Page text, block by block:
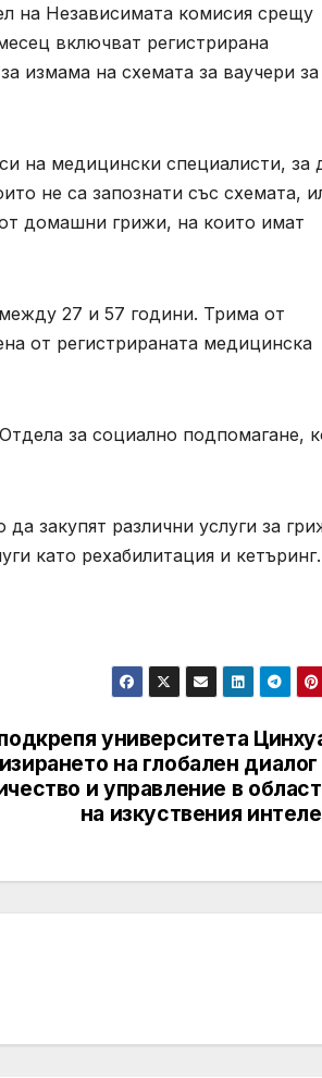
на Независимата комисия срещу
включват регистрирана
измама на схемата за ваучери за
на медицински специалисти, за
не са запознати със схемата,
домашни грижи, на които имат
27 и 57 години. Трима от
от регистрираната медицинска
за социално подпомагане,
закупят различни услуги за
като рехабилитация и кетъринг.
университета
на глобален диалог
и управление в
на изкуствения